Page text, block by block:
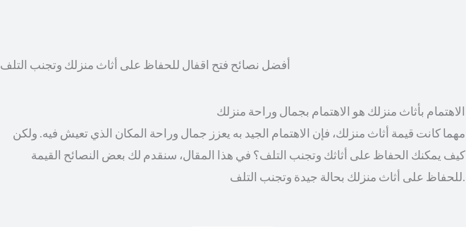
أفضل نصائح فتح اقفال للحفاظ على أثاث منزلك وتجنب التلف
الاهتمام بأثاث منزلك هو الاهتمام بجمال وراحة منزلك
مهما كانت قيمة أثاث منزلك، فإن الاهتمام الجيد به يعزز جمال وراحة المكان الذي تعيش فيه. ولكن
كيف يمكنك الحفاظ على أثاثك وتجنب التلف؟ في هذا المقال، سنقدم لك بعض النصائح القيمة